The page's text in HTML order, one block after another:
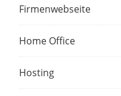
Firmenwebseite
Home Office
Hosting